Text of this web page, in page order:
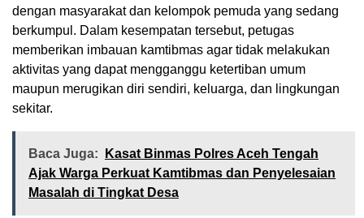
dengan masyarakat dan kelompok pemuda yang sedang
berkumpul. Dalam kesempatan tersebut, petugas
memberikan imbauan kamtibmas agar tidak melakukan
aktivitas yang dapat mengganggu ketertiban umum
maupun merugikan diri sendiri, keluarga, dan lingkungan
sekitar.
Baca Juga:
Kasat Binmas Polres Aceh Tengah
Ajak Warga Perkuat Kamtibmas dan Penyelesaian
Masalah di Tingkat Desa